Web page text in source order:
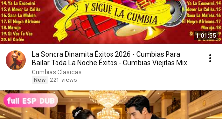
1:01:55
La Sonora Dinamita Éxitos 2026 - Cumbias Para
Bailar Toda La Noche Éxitos - Cumbias Viejitas Mix
Cumbias Clasicas
New
221 views